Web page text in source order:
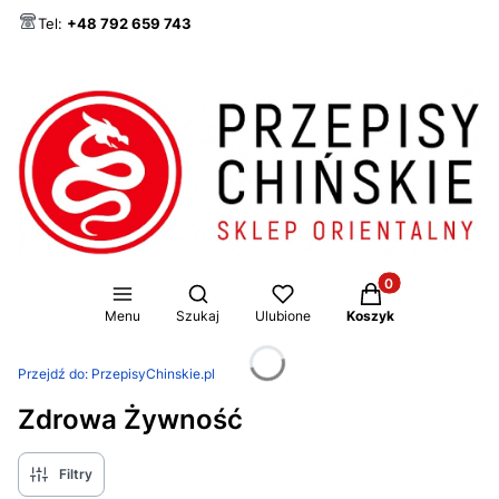
Tel: +48 792 659 743
Menu
Otwórz wyszukiwarkę
Szukaj Ulubione
Produkty w
Koszyk
Przejdź do: PrzepisyChinskie.pl
Zdrowa Żywność
Filtry